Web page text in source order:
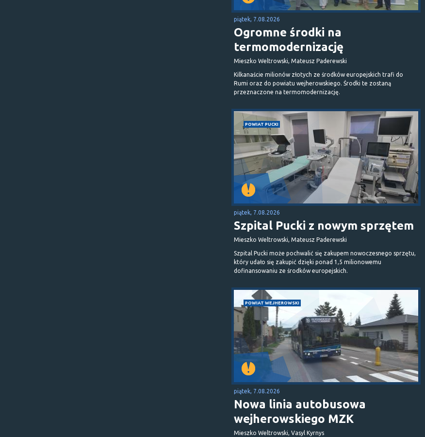
piątek, 7.08.2026
Ogromne środki na
termomodernizację
Mieszko Weltrowski, Mateusz Paderewski
Kilkanaście milionów złotych ze środków europejskich trafi do
Rumi oraz do powiatu wejherowskiego. Środki te zostaną
przeznaczone na termomodernizację.
POWIAT PUCKI
piątek, 7.08.2026
Szpital Pucki z nowym sprzętem
Mieszko Weltrowski, Mateusz Paderewski
Szpital Pucki może pochwalić się zakupem nowoczesnego sprzętu,
który udało się zakupić dzięki ponad 1,5 milionowemu
dofinansowaniu ze środków europejskich.
POWIAT WEJHEROWSKI
piątek, 7.08.2026
Nowa linia autobusowa
wejherowskiego MZK
Mieszko Weltrowski, Vasyl Kyrnys